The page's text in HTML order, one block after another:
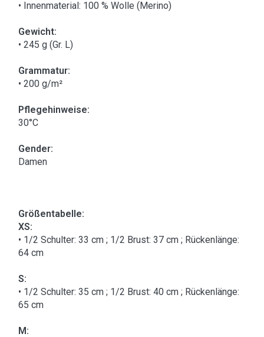
• Innenmaterial: 100 % Wolle (Merino)
Gewicht:
• 245 g (Gr. L)
Grammatur:
• 200 g/m²
Pflegehinweise:
30°C
Gender:
Damen
Größentabelle:
XS:
• 1/2 Schulter: 33 cm ; 1/2 Brust: 37 cm ; Rückenlänge:
64 cm
S:
• 1/2 Schulter: 35 cm ; 1/2 Brust: 40 cm ; Rückenlänge:
65 cm
M: